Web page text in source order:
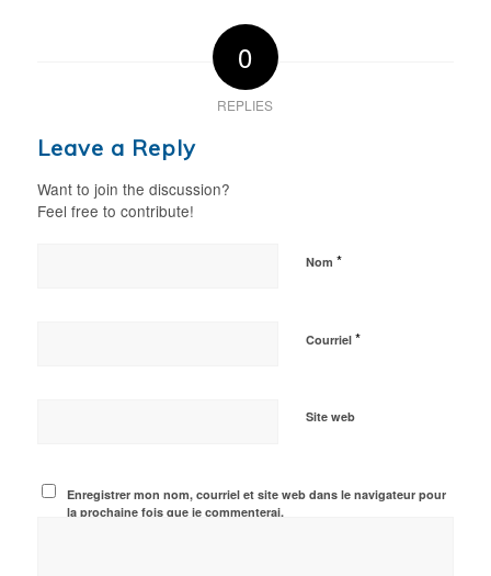
0
REPLIES
Leave a Reply
Want to join the discussion?
Feel free to contribute!
Nom *
Courriel *
Site web
Enregistrer mon nom, courriel et site web dans le navigateur pour
la prochaine fois que je commenterai.